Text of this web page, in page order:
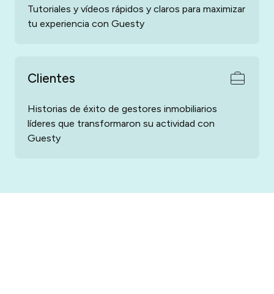
Tutoriales y vídeos rápidos y claros para maximizar
tu experiencia con Guesty
Clientes
Historias de éxito de gestores inmobiliarios
líderes que transformaron su actividad con
Guesty